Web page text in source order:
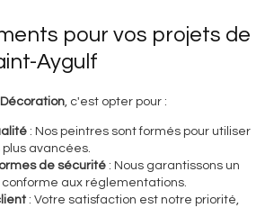
pour vos projets de
Aygulf
Décoration , c'est opter pour :
: Nos peintres sont formés pour utiliser
avancées.
de sécurité : Nous garantissons un
aux réglementations.
: Votre satisfaction est notre priorité,